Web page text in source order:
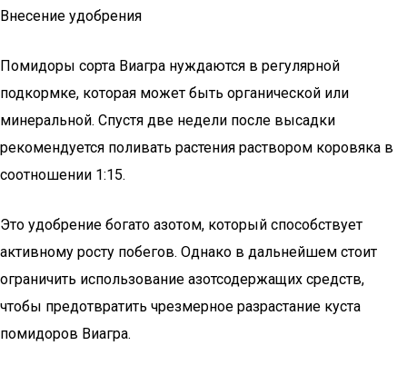
Внесение удобрения
Помидоры сорта Виагра нуждаются в регулярной
подкормке, которая может быть органической или
минеральной. Спустя две недели после высадки
рекомендуется поливать растения раствором коровяка в
соотношении 1:15.
Это удобрение богато азотом, который способствует
активному росту побегов. Однако в дальнейшем стоит
ограничить использование азотсодержащих средств,
чтобы предотвратить чрезмерное разрастание куста
помидоров Виагра.